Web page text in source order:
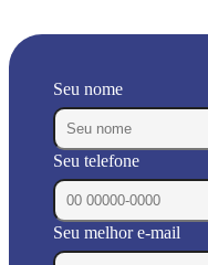
Seu nome
Seu telefone
Seu melhor e-mail